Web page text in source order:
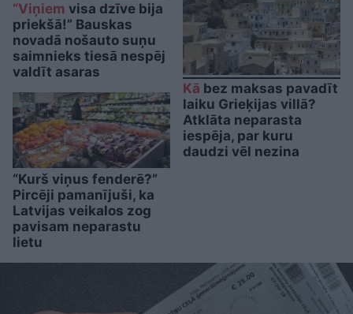
“Viņiem visa dzīve bija
priekšā!” Bauskas
novadā nošauto suņu
saimnieks tiesā nespēj
valdīt asaras
“Kurš viņus fenderē?”
Pircēji pamanījuši, ka
Latvijas veikalos zog
pavisam neparastu
lietu
Kā bez maksas pavadīt
laiku Grieķijas villā?
Atklāta neparasta
iespēja, par kuru
daudzi vēl nezina